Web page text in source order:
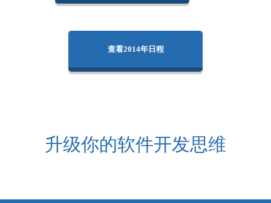
查看2014年日程
升级你的软件开发思维